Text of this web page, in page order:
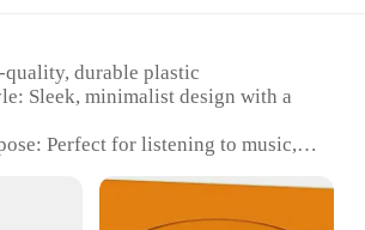
durable plastic
Sleek, minimalist design with a
Perfect for listening to music,
Scenario: Ideal for use during
or while relaxing at home